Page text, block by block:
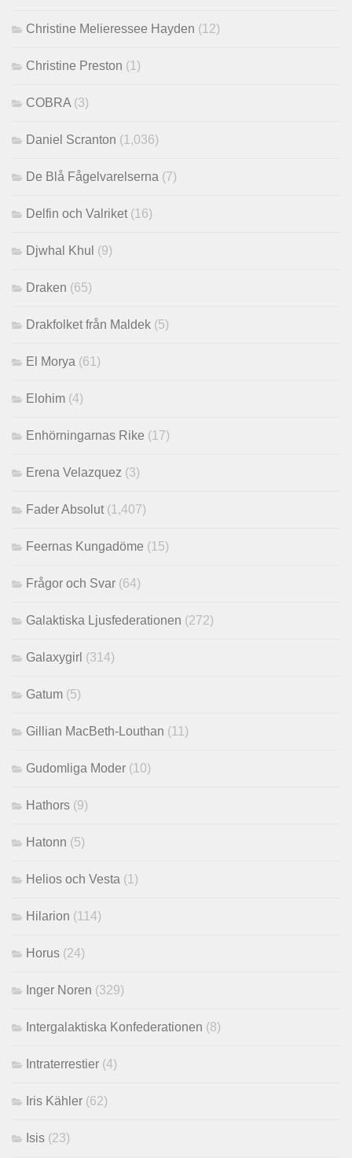
Christine Melieressee Hayden (12)
Christine Preston (1)
COBRA (3)
Daniel Scranton (1,036)
De Blå Fågelvarelserna (7)
Delfin och Valriket (16)
Djwhal Khul (9)
Draken (65)
Drakfolket från Maldek (5)
El Morya (61)
Elohim (4)
Enhörningarnas Rike (17)
Erena Velazquez (3)
Fader Absolut (1,407)
Feernas Kungadöme (15)
Frågor och Svar (64)
Galaktiska Ljusfederationen (272)
Galaxygirl (314)
Gatum (5)
Gillian MacBeth-Louthan (11)
Gudomliga Moder (10)
Hathors (9)
Hatonn (5)
Helios och Vesta (1)
Hilarion (114)
Horus (24)
Inger Noren (329)
Intergalaktiska Konfederationen (8)
Intraterrestier (4)
Iris Kähler (62)
Isis (23)